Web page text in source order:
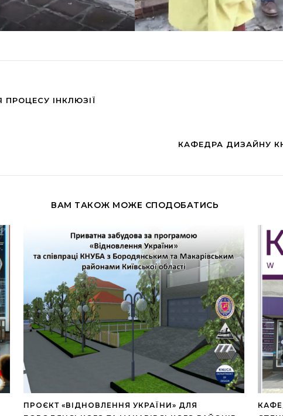
ІНКЛЮЗІЇ
КАФЕДРА ДИЗАЙНУ
ВАМ ТАКОЖ МОЖЕ СПОДОБАТИСЬ
ПРОЄКТ «ВІДНОВЛЕННЯ УКРАЇНИ» ДЛЯ